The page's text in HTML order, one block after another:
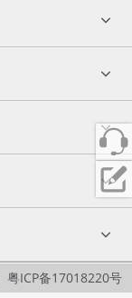
粤ICP备17018220号